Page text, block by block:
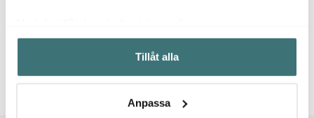
Samla in information om din geografiska plats som
kan ha en noggrannhet på upp till flera meter
Identifiera din enhet genom att aktivt skanna den för
Ta reda på mer om hur dina personliga uppgifter
Tillåt alla
Anpassa
Ljusmanschetter